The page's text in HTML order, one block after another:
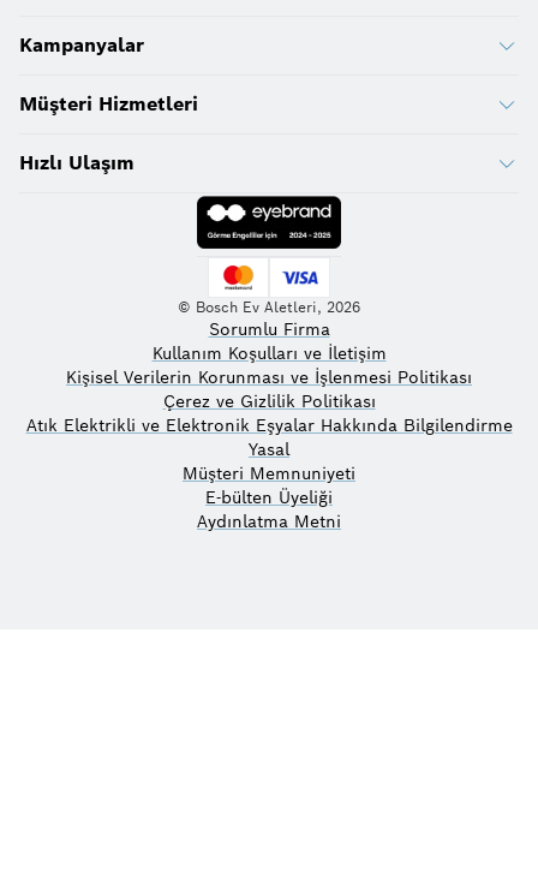
Kampanyalar
Müşteri Hizmetleri
Hızlı Ulaşım
© Bosch Ev Aletleri, 2026
Sorumlu Firma
Kullanım Koşulları ve İletişim
Kişisel Verilerin Korunması ve İşlenmesi Politikası
Çerez ve Gizlilik Politikası
Atık Elektrikli ve Elektronik Eşyalar Hakkında Bilgilendirme
Yasal
Müşteri Memnuniyeti
E-bülten Üyeliği
Aydınlatma Metni